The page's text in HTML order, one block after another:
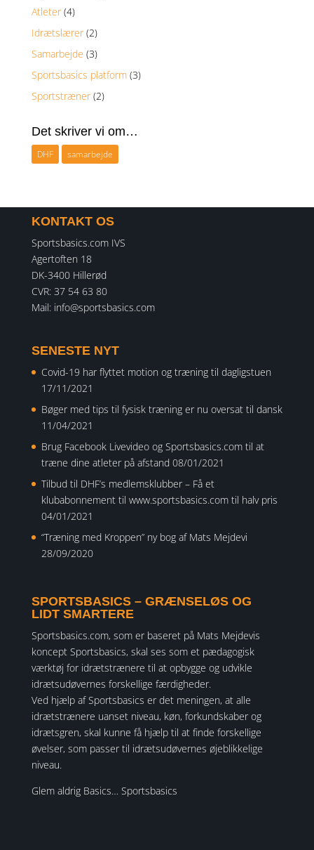
Atleter(4)
Idrætslærer(2)
Samarbejde (3)
Sportsbasics platform(3)
Sportstræner(2)
Det skriver vi om…
DHF samarbejde
KONTAKT OS
Sportsbasics.com IVS
Agertoften 18
DK-3400 Hillerød
CVR: 37 54 63 80
Mail: info@sportsbasics.com
SENESTE NYT
Covid-19 har flyttet motion og træning til dagligstuen
17/11/2021
Bøger med tips til fysisk træning er nu oversat til dansk
11/04/2021
Brug Facebook Livevideo og Sportsbasics.com til at
træne dine atleter på afstand 08/01/2021
Tilbud til DHF’s medlemsklubber – Få et
klubabonnement til www.sportsbasics.com til halv pris
04/01/2021
“Træning med Kroppen” ny bog af Mats Mejdevi
28/09/2020
SPORTSBASICS – GRÆNSELØS OG
LIDT SMARTERE
Sportsbasics.com, som er baseret på Mats Mejdevis
koncept Sportsbasics, skal ses som et pædagogisk
værktøj for idrætstrænere til at opbygge og udvikle
idrætsudøvernes forskellige færdigheder.
Ved hjælp af Sportsbasics er det meningen, at alle
idrætstrænere uanset niveau, køn, forkundskaber og
idrætsgren, skal kunne få hjælp til at finde forskellige
øvelser, som passer til idrætsudøvernes øjeblikkelige
niveau.
Glem aldrig Basics… Sportsbasics